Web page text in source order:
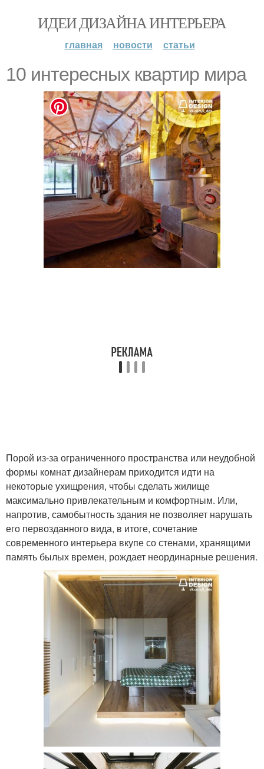
ИДЕИ ДИЗАЙНА ИНТЕРЬЕРА
главная новости статьи
10 интересных квартир мира
Порой из-за ограниченного пространства или неудобной
формы комнат дизайнерам приходится идти на
некоторые ухищрения, чтобы сделать жилище
максимально привлекательным и комфортным. Или,
напротив, самобытность здания не позволяет нарушать
его первозданного вида, в итоге, сочетание
современного интерьера вкупе со стенами, хранящими
память былых времен, рождает неординарные решения.